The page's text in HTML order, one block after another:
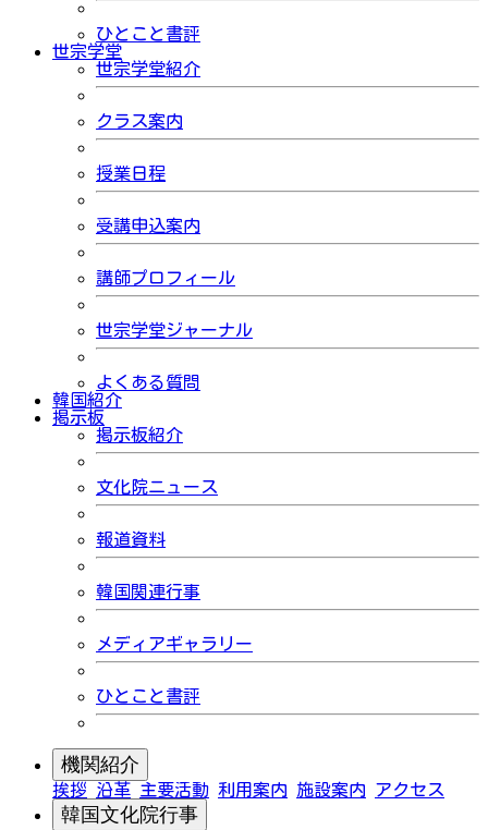
ひとこと書評
世宗学堂
世宗学堂紹介
クラス案内
授業日程
受講申込案内
講師プロフィール
世宗学堂ジャーナル
よくある質問
韓国紹介
掲示板
掲示板紹介
文化院ニュース
報道資料
韓国関連行事
メディアギャラリー
ひとこと書評
機関紹介
挨拶 沿革 主要活動 利用案内 施設案内 アクセス
韓国文化院行事